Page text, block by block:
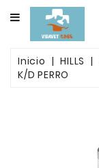
CATEGORY
MASCOTAS
Inicio HILLS
K/D PERRO